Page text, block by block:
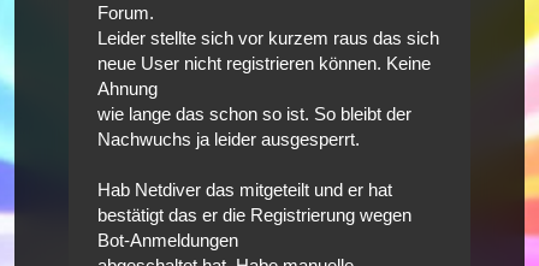
Forum.
Leider stellte sich vor kurzem raus das sich
neue User nicht registrieren können. Keine
Ahnung
wie lange das schon so ist. So bleibt der
Nachwuchs ja leider ausgesperrt.
Hab Netdiver das mitgeteilt und er hat
bestätigt das er die Registrierung wegen
Bot-Anmeldungen